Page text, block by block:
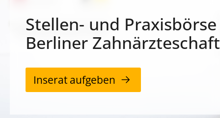
Stellen- und
Berliner Zahnärzteschaft
Inserat aufgeben